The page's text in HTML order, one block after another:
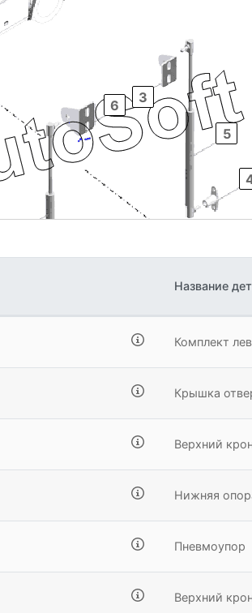
3
5
6
Название
Комплект
Крышка
Верхний
Нижняя
Пневмоупор
Верхний